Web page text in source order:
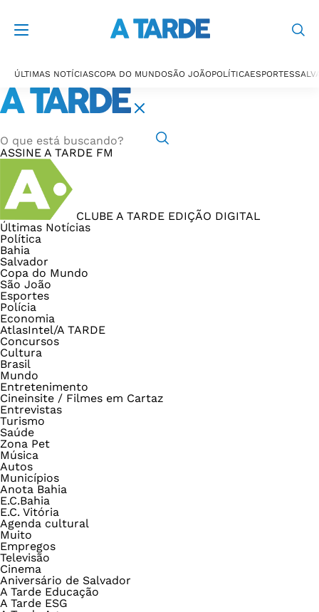
ÚLTIMAS NOTÍCIASCOPA DO MUNDOSÃO JOÃOPOLÍTICAESPORTES
ASSINE A TARDE FM
CLUBE A TARDE EDIÇÃO DIGITAL
Últimas Notícias
Política
Bahia
Salvador
Copa do Mundo
São João
Esportes
Polícia
Economia
AtlasIntel/A TARDE
Concursos
Cultura
Brasil
Mundo
Entretenimento
Cineinsite / Filmes em Cartaz
Entrevistas
Turismo
Saúde
Zona Pet
Música
Autos
Municípios
Anota Bahia
E.C.Bahia
E.C. Vitória
Agenda cultural
Muito
Empregos
Televisão
Cinema
Aniversário de Salvador
A Tarde Educação
A Tarde ESG